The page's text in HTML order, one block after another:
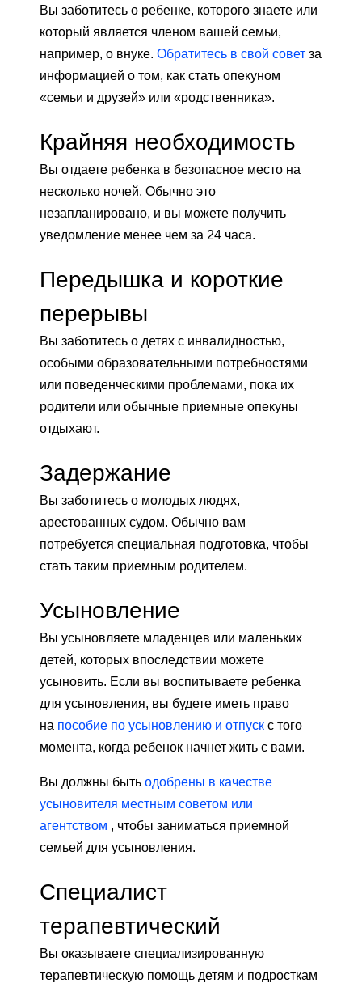
Вы заботитесь о ребенке, которого знаете или
который является членом вашей семьи,
например, о внуке. Обратитесь в свой совет за
информацией о том, как стать опекуном
«семьи и друзей» или «родственника».
Крайняя необходимость
Вы отдаете ребенка в безопасное место на
несколько ночей. Обычно это
незапланировано, и вы можете получить
уведомление менее чем за 24 часа.
Передышка и короткие
перерывы
Вы заботитесь о детях с инвалидностью,
особыми образовательными потребностями
или поведенческими проблемами, пока их
родители или обычные приемные опекуны
отдыхают.
Задержание
Вы заботитесь о молодых людях,
арестованных судом. Обычно вам
потребуется специальная подготовка, чтобы
стать таким приемным родителем.
Усыновление
Вы усыновляете младенцев или маленьких
детей, которых впоследствии можете
усыновить. Если вы воспитываете ребенка
для усыновления, вы будете иметь право
на пособие по усыновлению и отпуск с того
момента, когда ребенок начнет жить с вами.
Вы должны быть одобрены в качестве
усыновителя местным советом или
агентством , чтобы заниматься приемной
семьей для усыновления.
Специалист
терапевтический
Вы оказываете специализированную
терапевтическую помощь детям и подросткам